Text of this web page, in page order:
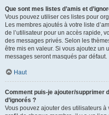
Que sont mes listes d’amis et
Vous pouvez utiliser ces listes pour
Les membres ajoutés à votre liste
de l’utilisateur pour un accès rapide,
des messages privés. Selon les
être mis en valeur. Si vous ajoutez un
messages seront masqués par défaut.
Haut
Comment puis-je ajouter/supprimer
d’ignorés ?
Vous pouvez ajouter des utilisateurs